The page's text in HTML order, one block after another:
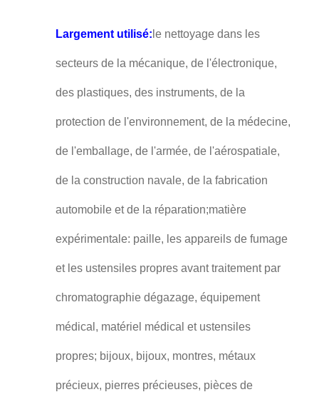
Largement utilisé: le nettoyage dans les
secteurs de la mécanique, de l'électronique,
des plastiques, des instruments, de la
protection de l'environnement, de la médecine,
de l'emballage, de l'armée, de l'aérospatiale,
de la construction navale, de la fabrication
automobile et de la réparation;matière
expérimentale: paille, les appareils de fumage
et les ustensiles propres avant traitement par
chromatographie dégazage, équipement
médical, matériel médical et ustensiles
propres; bijoux, bijoux, montres, métaux
précieux, pierres précieuses, pièces de